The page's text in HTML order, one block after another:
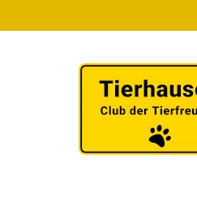
Inhalt